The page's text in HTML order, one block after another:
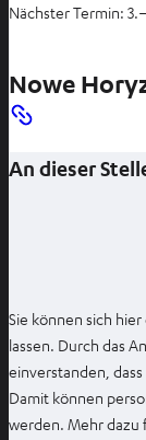
Nächster Termin:
Nowe
An dieser
Sie können sich
lassen. Durch das
einverstanden,
Damit können
werden. Mehr dazu